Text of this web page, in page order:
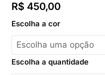
R$ 450,00
Escolha a cor
Escolha a quantidade